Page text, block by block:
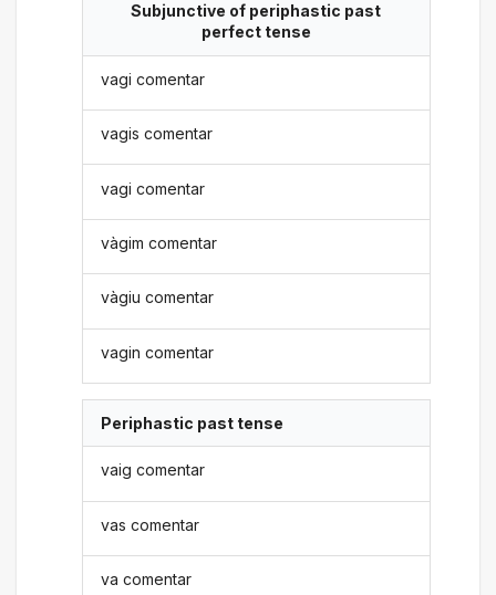
Subjunctive of periphastic past
perfect tense
vagi comentar
vagis comentar
vagi comentar
vàgim comentar
vàgiu comentar
vagin comentar
Periphastic past tense
vaig comentar
vas comentar
va comentar